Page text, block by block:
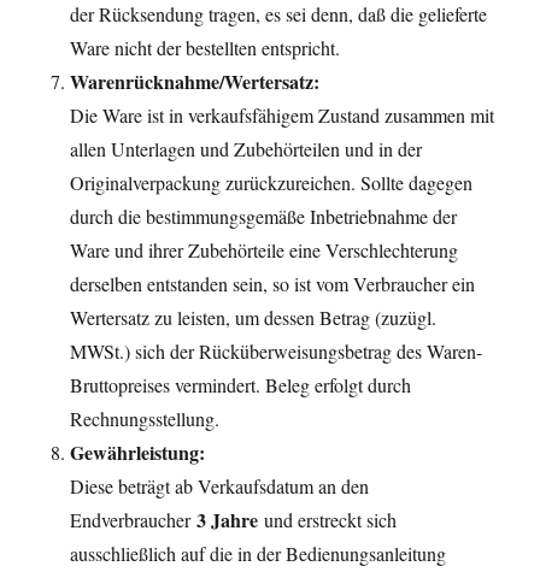
der Rücksendung tragen, es sei denn, daß die gelieferte
Ware nicht der bestellten entspricht.
Warenrücknahme/Wertersatz:
Die Ware ist in verkaufsfähigem Zustand zusammen mit
allen Unterlagen und Zubehörteilen und in der
Originalverpackung zurückzureichen. Sollte dagegen
durch die bestimmungsgemäße Inbetriebnahme der
Ware und ihrer Zubehörteile eine Verschlechterung
derselben entstanden sein, so ist vom Verbraucher ein
Wertersatz zu leisten, um dessen Betrag (zuzügl.
MWSt.) sich der Rücküberweisungsbetrag des Waren-
Bruttopreises vermindert. Beleg erfolgt durch
Rechnungsstellung.
Gewährleistung:
Diese beträgt ab Verkaufsdatum an den
Endverbraucher3 Jahre und erstreckt sich
ausschließlich auf die in der Bedienungsanleitung